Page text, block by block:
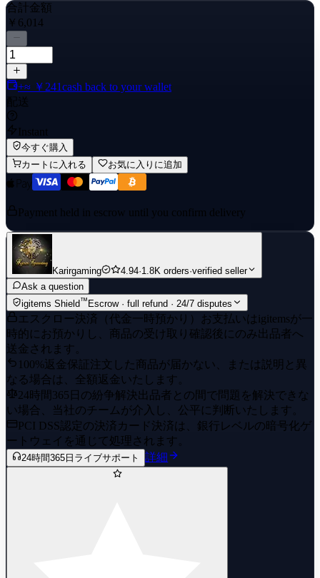
合計金額
￥6,014
+≈ ￥241cash back to your wallet
配送
Instant
今すぐ購入
カートに入れる
お気に入りに追加
Payment held in escrow until you confirm delivery
Karirgaming 4.94·1.8K orders·verified seller
Ask a question
igitems Shield™ Escrow · full refund · 24/7 disputes
エスクロー決済（代金一時預かり） お支払いはigitemsが一
時的にお預かりし、商品の受け取り確認後にのみ出品者へ
送金されます。
100%返金保証 注文した商品が届かない、または説明と異
なる場合は、全額返金いたします。
24時間365日の紛争解決出品者との間で問題を解決できな
い場合、当社のチームが介入し、公平に判断いたします。
PCI DSS認定の決済 カード決済は、銀行レベルの暗号化ゲ
ートウェイを通じて処理されます。
24時間365日ライブサポート 詳細